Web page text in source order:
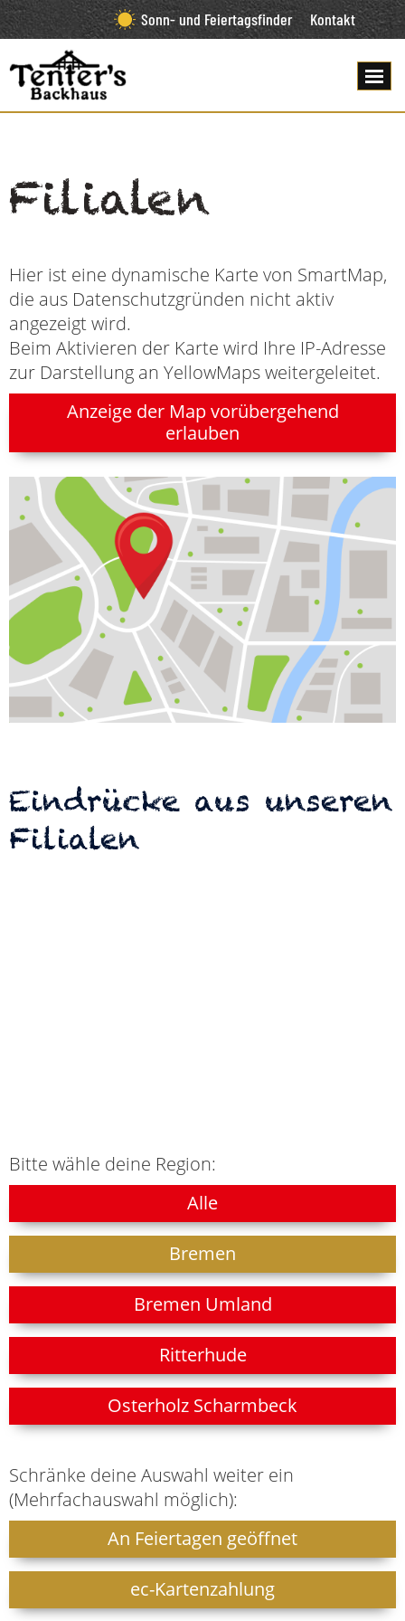
Sonn- und Feiertagsfinder Kontakt
Filialen
Hier ist eine dynamische Karte von SmartMap,
die aus Datenschutzgründen nicht aktiv
angezeigt wird.
Beim Aktivieren der Karte wird Ihre IP-Adresse
zur Darstellung an YellowMaps weitergeleitet.
Anzeige der Map vorübergehend
erlauben
Eindrücke aus unseren
Filialen
Bitte wähle deine Region:
Alle
Bremen
Bremen Umland
Ritterhude
Osterholz Scharmbeck
Schränke deine Auswahl weiter ein
(Mehrfachauswahl möglich):
An Feiertagen geöffnet
ec-Kartenzahlung